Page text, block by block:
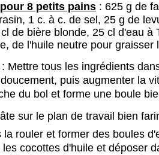
8 petits pains : 625 g de
1 c. à c. de sel, 25 g de
de bière blonde, 25 cl d'eau à
de l'huile neutre pour graisser
: Mettre tous les ingrédients
puis augmenter la
du bol et forme une boule
sur le plan de travail bien
la rouler et former des boules
cocottes d'huile et déposer